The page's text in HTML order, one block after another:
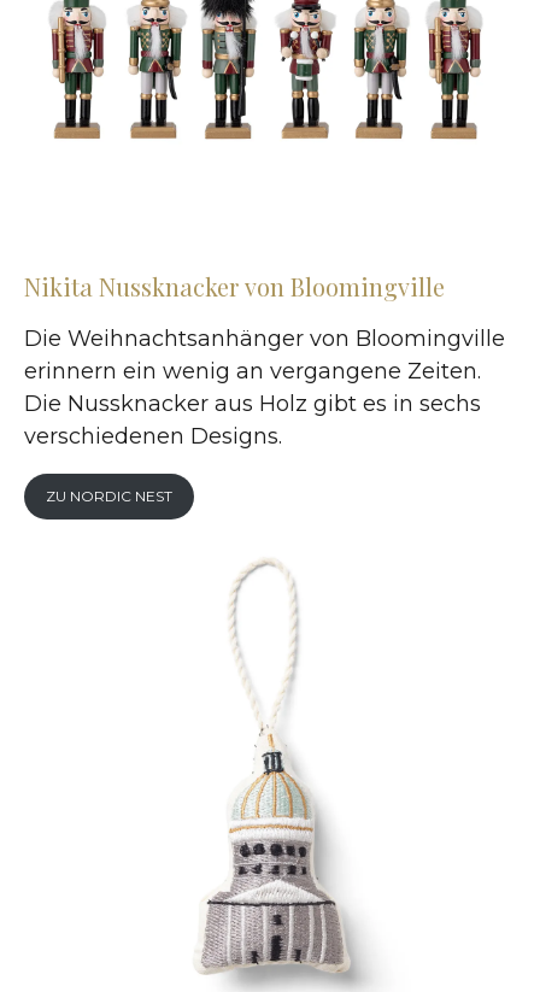
Nikita Nussknacker von Bloomingville
Die Weihnachtsanhänger von Bloomingville
erinnern ein wenig an vergangene Zeiten.
Die Nussknacker aus Holz gibt es in sechs
verschiedenen Designs.
ZU NORDIC NEST